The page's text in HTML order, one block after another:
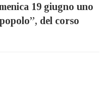
19 giugno uno
del corso